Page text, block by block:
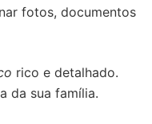
fotos, documentos
rico e detalhado.
da sua família.